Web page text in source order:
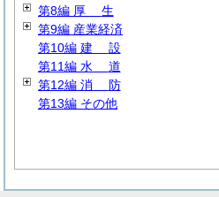
第8編 厚 生
第9編 産業経済
第10編 建 設
第11編 水 道
第12編 消 防
第13編 その他